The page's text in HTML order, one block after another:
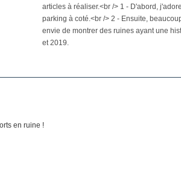
articles à réaliser.<br /> 1 - D'abord,
parking à coté.<br /> 2 - Ensuite,
envie de montrer des ruines ayant une
et 2019.